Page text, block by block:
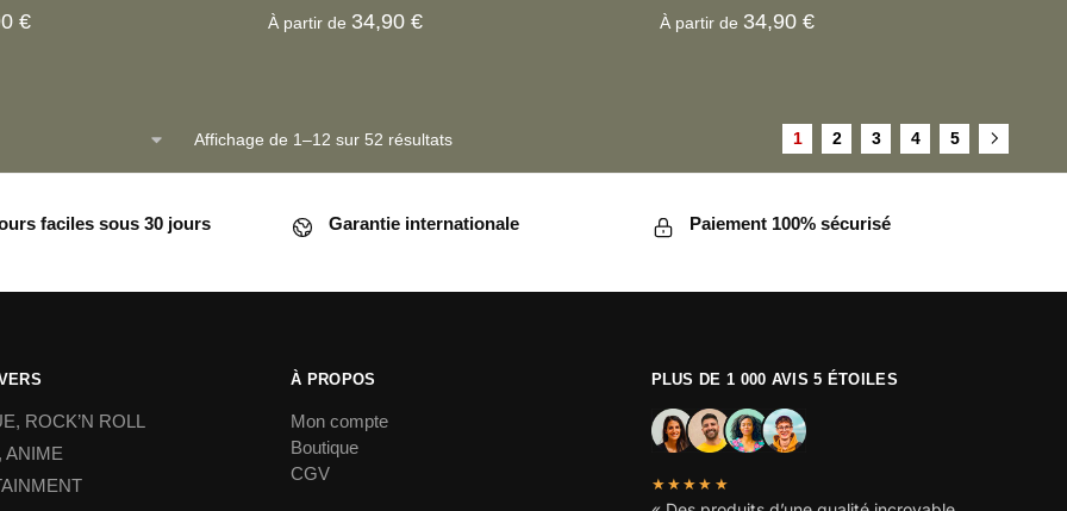
€ À partir de 34,90€
produit
a
variations.
options
choisies
sur
page
À partir de 34,90€
a
variations.
options
choisies
sur
la
page
du
Affichage de 1–12 sur 52 résultats 1 2 3 4 5
faciles sous 30 jours Garantie internationale Paiement 100% sécurisé
ROCK’N ROLL
ANIME
À PROPOS
Mon compte
Boutique
CGV
PLUS DE 1 000 AVIS 5 ÉTOILES
★★★★★